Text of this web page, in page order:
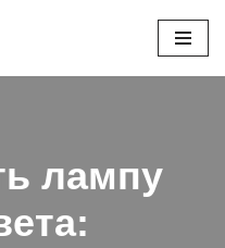
лампу